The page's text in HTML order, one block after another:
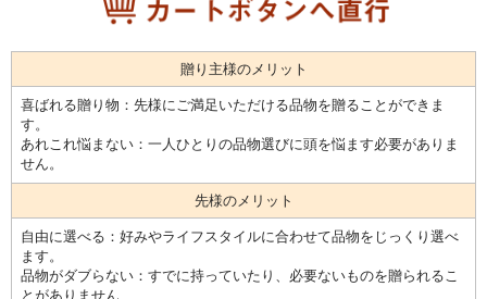
贈り主様のメリット
喜ばれる贈り物：先様にご満足いただける品物を贈ることができま
す。
あれこれ悩まない：一人ひとりの品物選びに頭を悩ます必要がありま
せん。
先様のメリット
自由に選べる：好みやライフスタイルに合わせて品物をじっくり選べ
ます。
品物がダブらない：すでに持っていたり、必要ないものを贈られるこ
とがありません